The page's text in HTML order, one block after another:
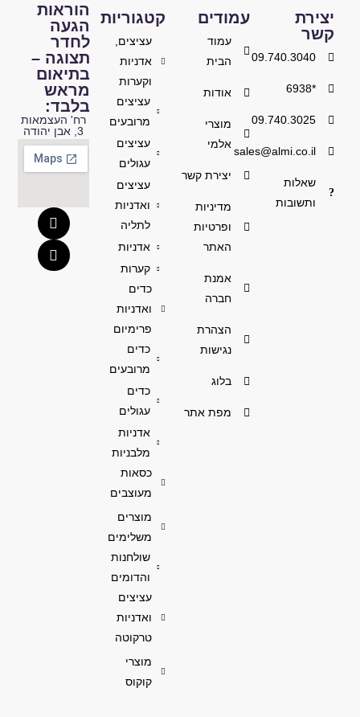
הוראות
הגעה
לחדר
תצוגה –
בתיאום
מראש
בלבד:
רח' העצמאות
3, אבן יהודה
קטגוריות
עציצים,
אדניות
וקערות
עציצים
מרובעים
עציצים
עגולים
עציצים
ואדניות
לתליה
אדניות
קערות
כדים
ואדניות
פרימיום
כדים
מרובעים
כדים
עגולים
אדניות
מלבניות
כסאות
מעוצבים
מוצרים
משלימים
שולחנות
והדומים
עציצים
ואדניות
טרקוטה
מוצרי
קוקוס
עמודים
עמוד
הבית
אודות
מוצרי
אלמי
יצירת קשר
מדיניות
ופרטיות
האתר
אמנת
חברה
הצהרת
נגישות
בלוג
מפת אתר
יצירת
קשר
09.740.3040
*6938
09.740.3025
sales@almi.co.il
שאלות
ותשובות